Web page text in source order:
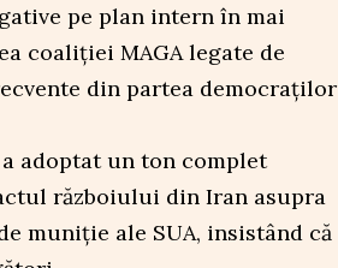
pe plan intern în mai
coaliției MAGA legate de
din partea democraților
adoptat un ton complet
războiului din Iran asupra
muniție ale SUA, insistând că